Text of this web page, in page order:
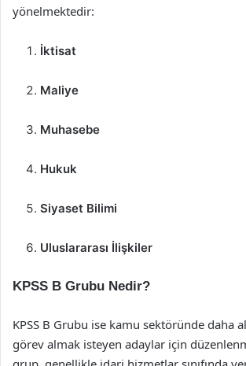
yönelmektedir:
İktisat
Maliye
Muhasebe
Hukuk
Siyaset Bilimi
Uluslararası İlişkiler
KPSS B Grubu Nedir?
KPSS B Grubu ise kamu sektöründe daha
görev almak isteyen adaylar için